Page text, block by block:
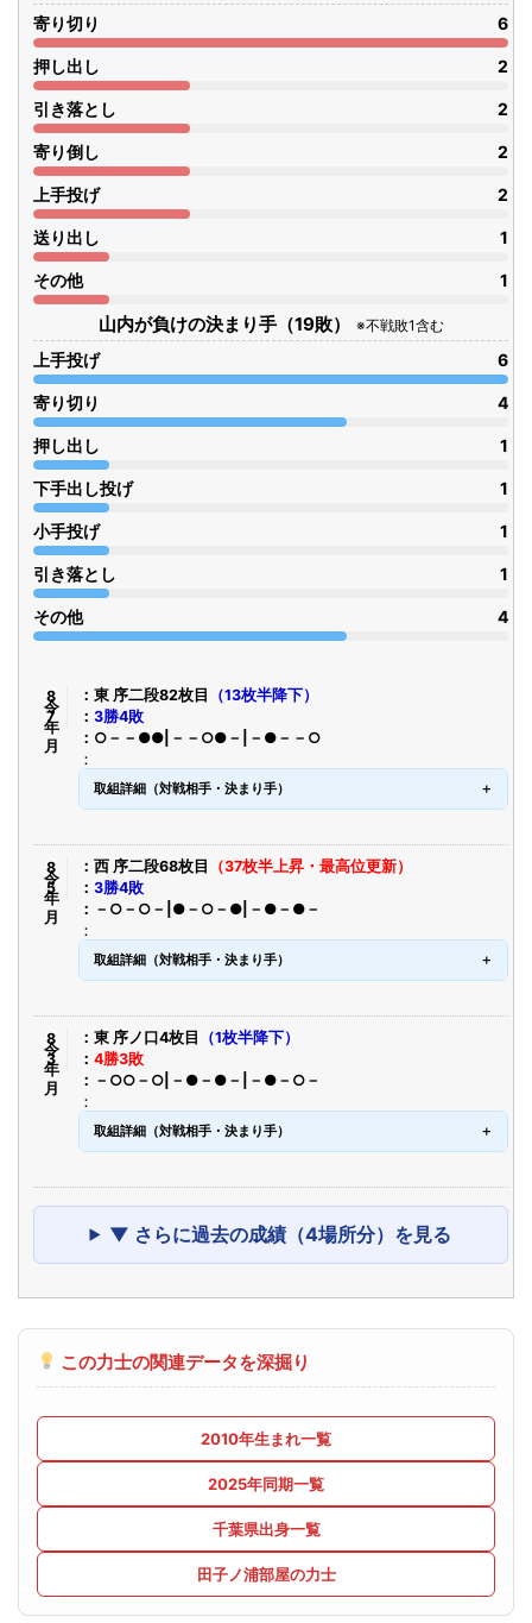
寄り切り 6
押し出し 2
引き落とし 2
寄り倒し 2
上手投げ 2
送り出し 1
その他 1
山内が負けの決まり手（19敗） ※不戦敗1含む
上手投げ 6
寄り切り 4
押し出し 1
下手出し投げ 1
小手投げ 1
引き落とし 1
その他 4
令8年7月 東 序二段82枚目
（13枚半降下）
3勝4敗
○－－●●|－－○●－|－●－－○
取組詳細（対戦相手・決まり手）
令8年5月 西 序二段68枚目
（37枚半上昇・最高位更新）
3勝4敗
－○－○－|●－○－●|－●－●－
取組詳細（対戦相手・決まり手）
令8年3月 東 序ノ口4枚目
（1枚半降下）
4勝3敗
－○○－○|－●－●－|－●－○－
取組詳細（対戦相手・決まり手）
▼ さらに過去の成績（4場所分）を見る
この力士の関連データを深掘り
2010年生まれ一覧
2025年同期一覧
千葉県出身一覧
田子ノ浦部屋の力士